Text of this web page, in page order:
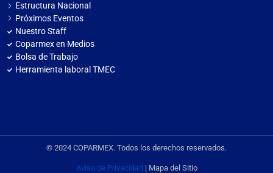
Estructura Nacional
Próximos Eventos
Nuestro Staff
Coparmex en Medios
Bolsa de Trabajo
Herramienta laboral TMEC
© 2024 COPARMEX. Todos los derechos reservados.
Aviso de Privacidad | Mapa del Sitio